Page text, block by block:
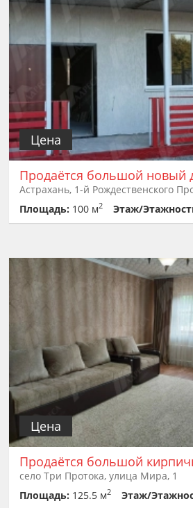
Цена
Продаётся большой новый
Астрахань, 1-й Рождественского
Площадь: 100 м2 Этаж/
Цена
Продаётся большой
село Три Протока, улица Мира, 1
Площадь: 125.5 м2 Этаж/